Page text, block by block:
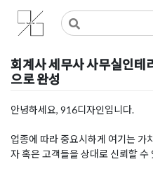
Skip
content
사무실인테리어 디자인 공사
사무실인테리어 916
회계사 세무사 사무실인테
으로 완성
Posted on2022년 5월 20일
안녕하세요, 916디자인입니다.
업종에 따라 중요시하게 여기는 가
자 혹은 고객들을 상대로 신뢰할